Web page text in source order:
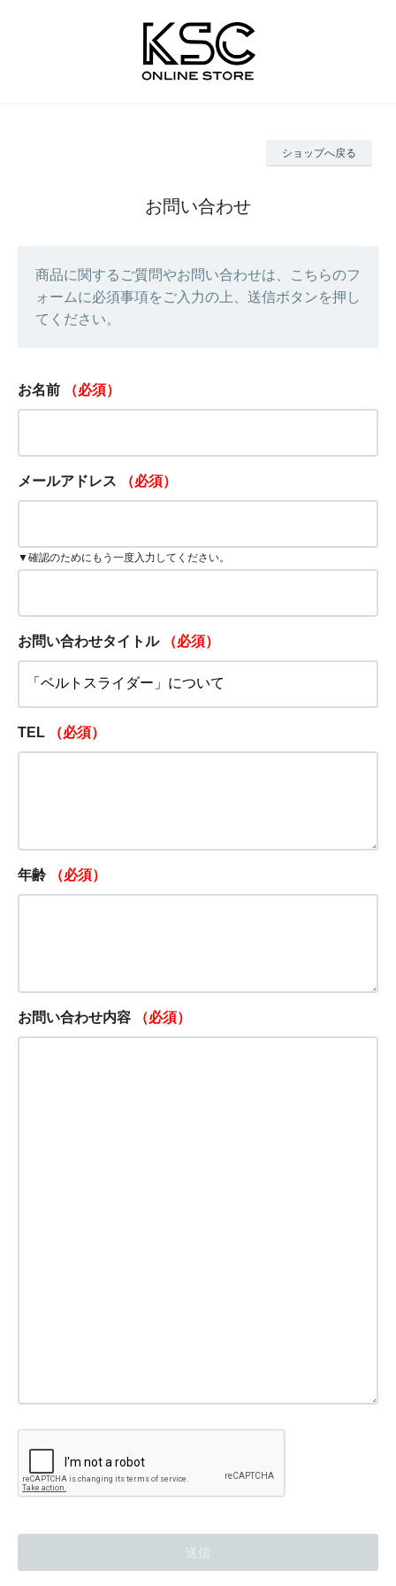
ショップへ戻る
お問い合わせ
商品に関するご質問やお問い合わせは、こちらのフ
ォームに必須事項をご入力の上、送信ボタンを押し
てください。
お名前 （必須）
メールアドレス （必須）
▼確認のためにもう一度入力してください。
お問い合わせタイトル （必須）
TEL （必須）
年齢 （必須）
お問い合わせ内容 （必須）